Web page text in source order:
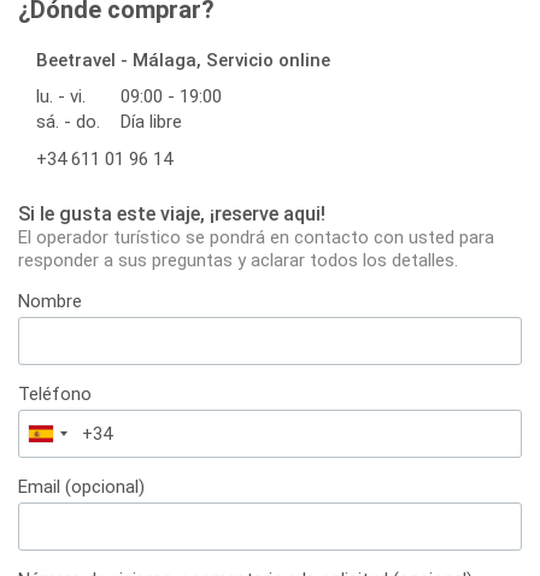
¿Dónde comprar?
Beetravel - Málaga, Servicio online
lu. - vi.
09:00 - 19:00
sá. - do.
Día libre
+34 611 01 96 14
Si le gusta este viaje, ¡reserve aqui!
El operador turístico se pondrá en contacto con usted para
responder a sus preguntas y aclarar todos los detalles.
Nombre
Teléfono
España
+34
Email (opcional)